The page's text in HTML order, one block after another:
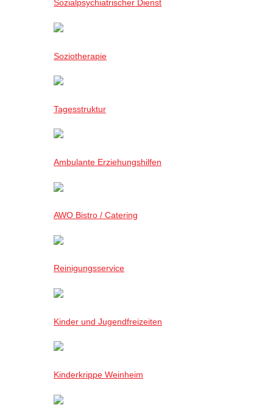
Sozialpsychiatrischer Dienst
Soziotherapie
Tagesstruktur
Ambulante Erziehungshilfen
AWO Bistro / Catering
Reinigungsservice
Kinder und Jugendfreizeiten
Kinderkrippe Weinheim